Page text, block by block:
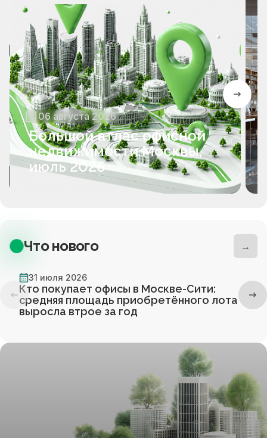
06 августа 2026
Большой атлас офисной
недвижимости Москвы,
июль 2026
Что нового →
31 июля 2026
Кто покупает офисы в Москве-Сити:
средняя площадь приобретённого лота
выросла втрое за год